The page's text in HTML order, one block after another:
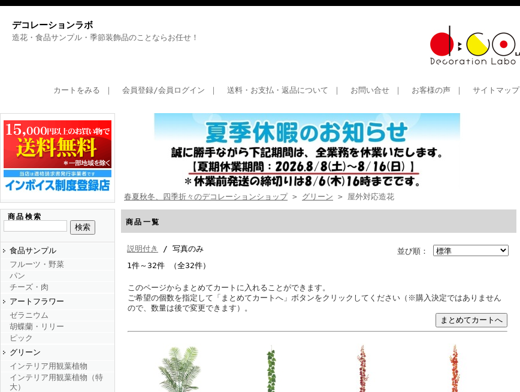
デコレーションラボ
造花・食品サンプル・季節装飾品のことならお任せ！
カートをみる ｜ 会員登録/会員ログイン ｜ 送料・お支払・返品について ｜ お問い合せ ｜ お客様の声 ｜ サイトマップ
商品検索
食品サンプル
フルーツ・野菜
パン
チーズ・肉
アートフラワー
ゼラニウム
胡蝶蘭・リリー
ピック
グリーン
インテリア用観葉植物
インテリア用観葉植物（特
大）
春夏秋冬、四季折々のデコレーションショップ> グリーン > 屋外対応造花
商品一覧
並び順：
説明付き
/ 写真のみ
1件～32件 （全32件）
このページからまとめてカートに入れることができます。
ご希望の個数を指定して「まとめてカートへ」ボタンをクリックしてください（※購入決定ではありません
ので、数量は後で変更できます）。